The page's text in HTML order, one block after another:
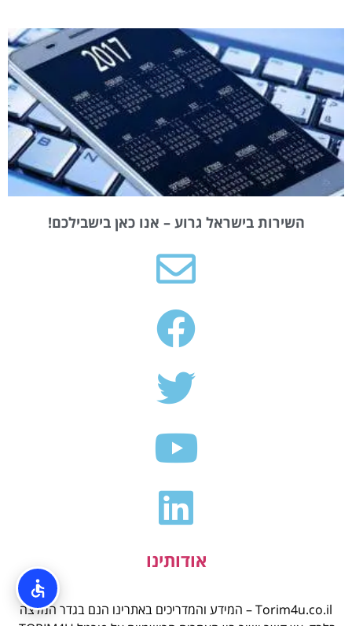
השירות בישראל גרוע – אנו כאן בישבילכם!
אודותינו
Torim4u.co.il – המידע והמדריכים באתרינו הנם בגדר המלצה